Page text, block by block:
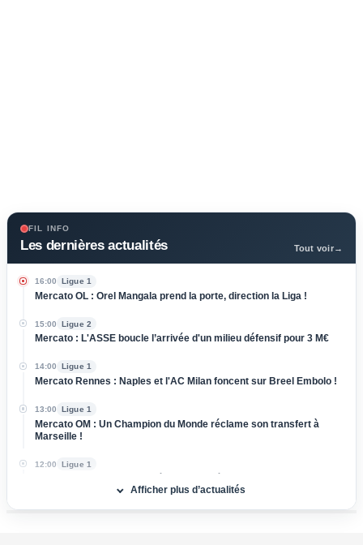
FIL INFO
Les dernières actualités Tout voir→
16:00 Ligue 1
Mercato OL : Orel Mangala prend la porte, direction la Liga !
15:00 Ligue 2
Mercato : L'ASSE boucle l’arrivée d'un milieu défensif pour 3 M€
14:00 Ligue 1
Mercato Rennes : Naples et l'AC Milan foncent sur Breel Embolo !
13:00 Ligue 1
Mercato OM : Un Champion du Monde réclame son transfert à
Marseille !
12:00 Ligue 1
Monde, le transfert bloqué !Afficher plus d’actualités